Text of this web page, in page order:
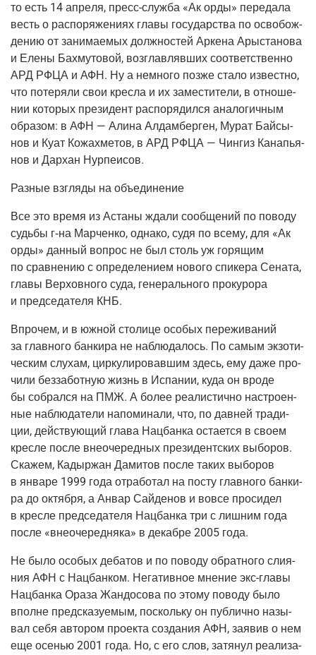
то есть 14 апре­ля, пресс-служ­ба «Ак орды» пере­да­ла
весть о рас­по­ря­же­ни­ях гла­вы госу­дар­ства по осво­бож­
де­нию от зани­ма­е­мых долж­но­стей Арке­на Ары­ста­но­ва
и Еле­ны Бахму­то­вой, воз­глав­ляв­ших соот­вет­ствен­но
АРД РФЦА и АФН. Ну а немно­го поз­же ста­ло извест­но,
что поте­ря­ли свои крес­ла и их заме­сти­те­ли, в отно­ше­
нии кото­рых пре­зи­дент рас­по­ря­дил­ся ана­ло­гич­ным
обра­зом: в АФН — Али­на Алдам­бер­ген, Мурат Бай­сы­
нов и Куат Кожах­ме­тов, в АРД РФЦА — Чин­гиз Кана­пья­
нов и Дар­хан Нурпеисов.
Раз­ные взгля­ды на объединение
Все это вре­мя из Аста­ны жда­ли сооб­ще­ний по пово­ду
судь­бы г‑на Мар­чен­ко, одна­ко, судя по все­му, для «Ак
орды» дан­ный вопрос не был столь уж горя­щим
по срав­не­нию с опре­де­ле­ни­ем ново­го спи­ке­ра Сена­та,
гла­вы Вер­хов­но­го суда, гене­раль­но­го про­ку­ро­ра
и пред­се­да­те­ля КНБ.
Впро­чем, и в южной сто­ли­це осо­бых пере­жи­ва­ний
за глав­но­го бан­ки­ра не наблю­да­лось. По самым экзо­ти­
че­ским слу­хам, цир­ку­ли­ро­вав­шим здесь, ему даже про­
чи­ли без­за­бот­ную жизнь в Испа­нии, куда он вро­де
бы собрал­ся на ПМЖ. А более реа­ли­стич­но настро­ен­
ные наблю­да­те­ли напо­ми­на­ли, что, по дав­ней тра­ди­
ции, дей­ству­ю­щий гла­ва Нац­бан­ка оста­ет­ся в сво­ем
крес­ле после вне­очередных пре­зи­дент­ских выбо­ров.
Ска­жем, Кады­р­жан Дами­тов после таких выбо­ров
в янва­ре 1999 года отра­бо­тал на посту глав­но­го бан­ки­
ра до октяб­ря, а Анвар Сай­де­нов и вовсе про­си­дел
в крес­ле пред­се­да­те­ля Нац­бан­ка три с лиш­ним года
после «вне­оче­ред­ня­ка» в декаб­ре 2005 года.
Не было осо­бых деба­тов и по пово­ду обрат­но­го сли­я­
ния АФН с Нац­бан­ком. Нега­тив­ное мне­ние экс-гла­вы
Нац­бан­ка Ора­за Жан­до­со­ва по это­му пово­ду было
вполне пред­ска­зу­е­мым, посколь­ку он пуб­лич­но назы­
вал себя авто­ром про­ек­та созда­ния АФН, заявив о нем
еще осе­нью 2001 года. Но, с его слов, затя­нул реа­ли­за­